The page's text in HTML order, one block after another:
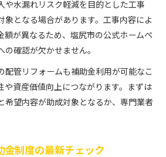
や水漏れリスク軽減を目的とした工事
象となる場合があります。工事内容によ
額が異なるため、塩尻市の公式ホームペ
確認が欠かせません。
配管リフォームも補助金利用が可能なこ
や資産価値向上につながります。まずは
希望内容が助成対象となるか、専門業者
金制度の最新チェック